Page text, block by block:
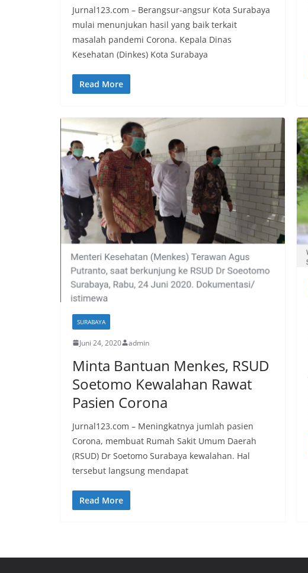
Jurnal123.com – Berangsur-angsur Kota Surabaya
mulai menunjukan hasil yang baik terkait
masalah pandemi Corona. Kepala Dinas
Kesehatan (Dinkes) Kota Surabaya
Read More
SURABAYA
Juni 24, 2020 admin
Minta Bantuan Menkes, RSUD
Soetomo Kewalahan Rawat
Pasien Corona
Jurnal123.com – Meningkatnya jumlah pasien
Corona, membuat Rumah Sakit Umum Daerah
(RSUD) Dr Soetomo Surabaya kewalahan. Hal
tersebut langsung mendapat
Read More